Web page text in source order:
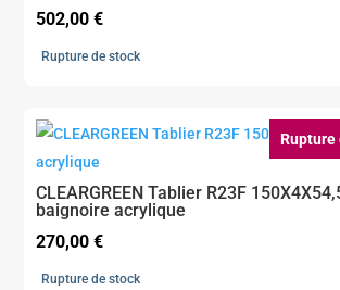
502,00€
Rupture de stock
Rupture
CLEARGREEN Tablier R23F
baignoire acrylique
270,00€
Rupture de stock